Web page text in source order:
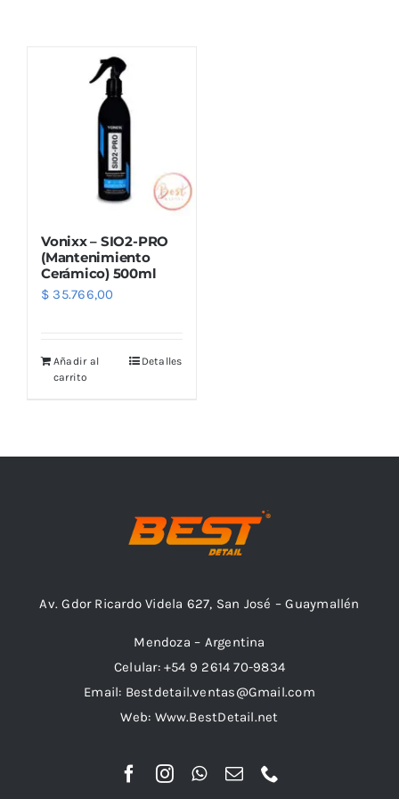
Combos
Mayorista
Marcas
Vonixx – SIO2-PRO
(Mantenimiento
Cerámico) 500ml
$ 35.766,00
Añadir al
carrito
Detalles
Av. Gdor Ricardo Videla 627, San José – Guaymallén
Mendoza – Argentina
Celular: +54 9 2614 70-9834
Email: Bestdetail.ventas@Gmail.com
Web: Www.BestDetail.net